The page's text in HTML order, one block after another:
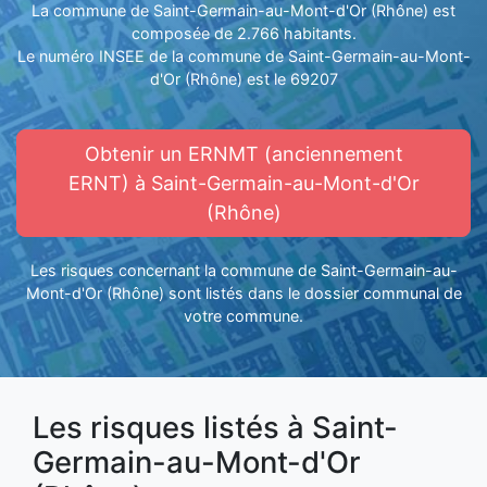
La commune de Saint-Germain-au-Mont-d'Or (Rhône) est
composée de 2.766 habitants.
Le numéro INSEE de la commune de Saint-Germain-au-Mont-
d'Or (Rhône) est le 69207
Obtenir un ERNMT (anciennement
ERNT) à Saint-Germain-au-Mont-d'Or
(Rhône)
Les risques concernant la commune de Saint-Germain-au-
Mont-d'Or (Rhône) sont listés dans le dossier communal de
votre commune.
Les risques listés à Saint-
Germain-au-Mont-d'Or